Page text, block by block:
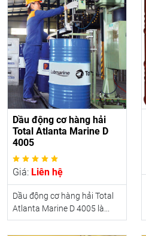
Dầu động cơ hàng hải
Total Atlanta Marine D
4005
Giá: Liên hệ
Dầu động cơ hàng hải Total
Atlanta Marine D 4005 là...